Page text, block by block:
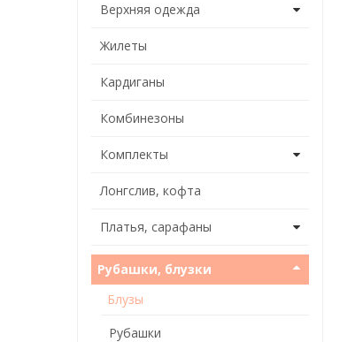
Верхняя одежда
Жилеты
Кардиганы
Комбинезоны
Комплекты
Лонгслив, кофта
Платья, сарафаны
Рубашки, блузки
Блузы
Рубашки